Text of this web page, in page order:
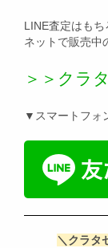
LINE査定はも
ネットで販売中
＞＞クラ
▼スマートフォ
＼クラタ